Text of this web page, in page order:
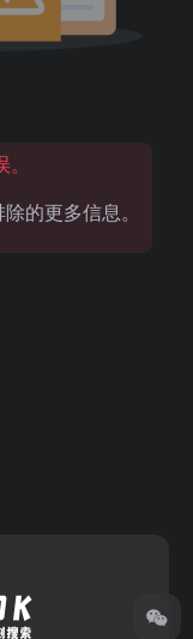
的更多信息。